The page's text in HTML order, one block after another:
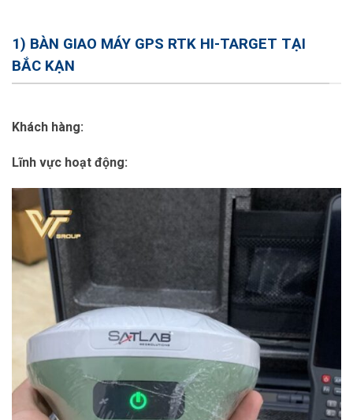
1) BÀN GIAO MÁY GPS RTK HI-TARGET TẠI
BẮC KẠN
Khách hàng:
Lĩnh vực hoạt động: